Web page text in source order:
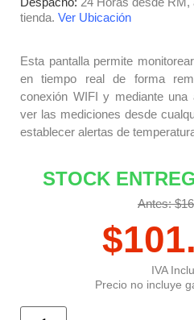
tienda. Ver Ubicación
Esta pantalla permite
en tiempo real de forma
conexión WIFI y mediante una
ver las mediciones desde
establecer alertas de
STOCK
Antes:
$
IVA
Precio no incluye